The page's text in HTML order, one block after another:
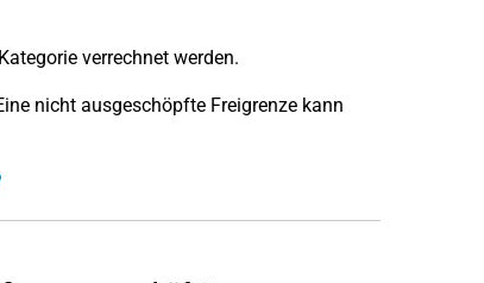
verrechnet werden.
nicht ausgeschöpfte Freigrenze kann